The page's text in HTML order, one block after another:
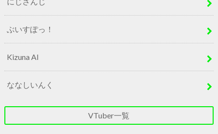
ぶいすぽっ！
Kizuna AI
ななしいんく
VTuber一覧